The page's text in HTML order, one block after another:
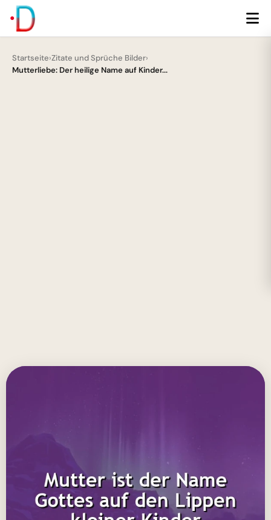
Startseite›Zitate und Sprüche Bilder›
Mutterliebe: Der heilige Name auf Kinder...